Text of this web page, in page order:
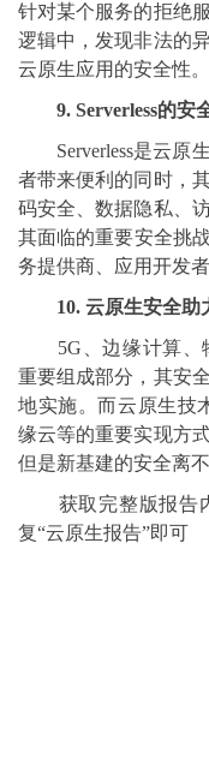
针对某个服务的拒绝
逻辑中，发现非法的
云原生应用的安全性。
9. Serverless的安
Serverless是云原生
者带来便利的同时，
码安全、数据隐私、
其面临的重要安全挑
务提供商、应用开发
10. 云原生安全助
5G、边缘计算、
重要组成部分，其安
地实施。而云原生技
缘云等的重要实现方
但是新基建的安全离
获取完整版报告内
复“云原生报告”即可